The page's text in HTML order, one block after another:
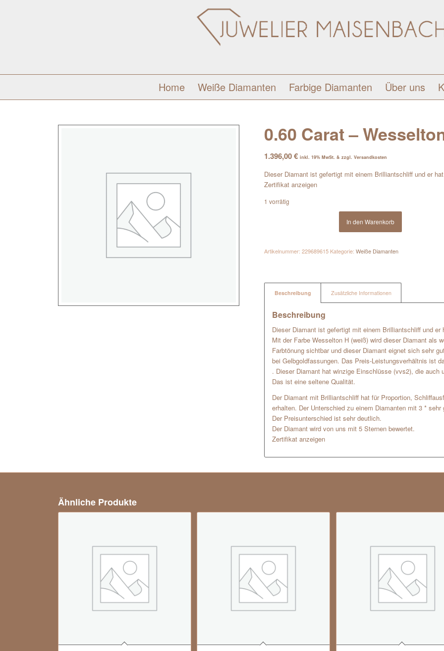
Home Weiße Diamanten Farbige Diamanten Über uns
0.60 Carat –
1.396,00€ inkl. 19% MwSt. & zzgl. Versandkosten
Dieser Diamant ist gefertigt mit einem Brilliantschliff und er
Zertifikat anzeigen
1 vorrätig
In den Warenkorb
Artikelnummer:229689615 Kategorie:Weiße Diamanten
Beschreibung Zusätzliche Informationen
Beschreibung
Dieser Diamant ist gefertigt mit einem Brilliantschliff und
Mit der Farbe Wesselton H (weiß) wird dieser Diamant als
Farbtönung sichtbar und dieser Diamant eignet sich sehr
bei Gelbgoldfassungen. Das Preis-Leistungsverhältnis ist
. Dieser Diamant hat winzige Einschlüsse (vvs2), die
Das ist eine seltene Qualität.
Der Diamant mit Brilliantschliff hat für Proportion,
erhalten. Der Unterschied zu einem Diamanten mit 3 *
Der Preisunterschied ist sehr deutlich.
Der Diamant wird von uns mit 5 Sternen bewertet.
Zertifikat anzeigen
Ähnliche Produkte